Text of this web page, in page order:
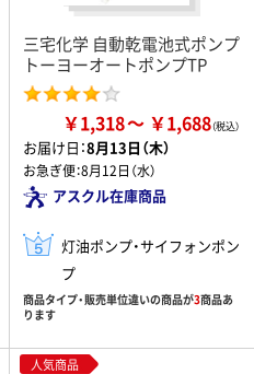
三宅化学 自動乾電池式ポンプ
トーヨーオートポンプTP
￥1,318 ￥1,688
お届け日：8月13日（木）
お急ぎ便：8月12日（水）
アスクル在庫商品
灯油ポンプ・サイフォンポン
プ
商品タイプ・販売単位違いの商品が3商品あ
ります
人気商品